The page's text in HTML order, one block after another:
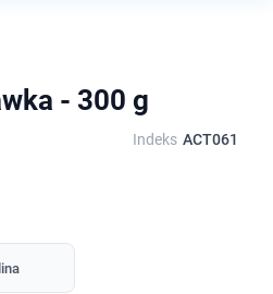
- 300 g
Indeks ACT061